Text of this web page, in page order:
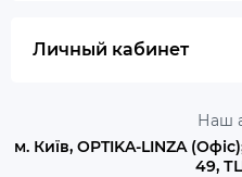
Личный кабинет
Наш
м. Київ, OPTIKA-LINZA
49,